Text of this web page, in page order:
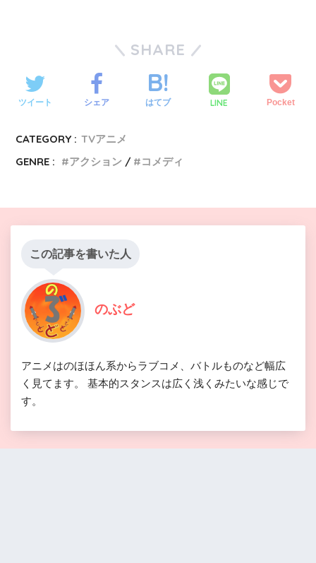
SHARE
ツイート シェア はてブ LINE Pocket
CATEGORY : TVアニメ
GENRE :
アクション コメディ
この記事を書いた人
のぶど
アニメはのほほん系からラブコメ、バトルものなど幅広
く見てます。 基本的スタンスは広く浅くみたいな感じで
す。